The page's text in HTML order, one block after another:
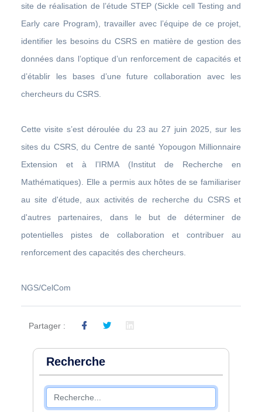
site de réalisation de l’étude STEP (Sickle cell Testing and
Early care Program), travailler avec l’équipe de ce projet,
identifier les besoins du CSRS en matière de gestion des
données dans l’optique d’un renforcement de capacités et
d’établir les bases d’une future collaboration avec les
chercheurs du CSRS.
Cette visite s’est déroulée du 23 au 27 juin 2025, sur les
sites du CSRS, du Centre de santé Yopougon Millionnaire
Extension et à l’IRMA (Institut de Recherche en
Mathématiques). Elle a permis aux hôtes de se familiariser
au site d'étude, aux activités de recherche du CSRS et
d'autres partenaires, dans le but de déterminer de
potentielles pistes de collaboration et contribuer au
renforcement des capacités des chercheurs.
NGS/CelCom
Partager :
Recherche